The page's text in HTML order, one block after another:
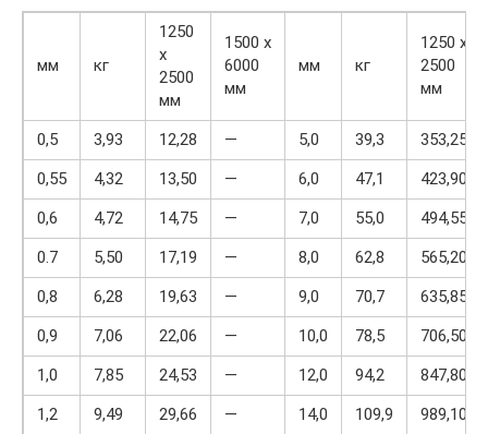
мм кг
1250
x
2500
мм
1500 x
6000
мм
мм кг
1250 x
2500
мм
0,5 3,93 12,28 — 5,0 39,3
353,25
0,55
4,32 13,50 — 6,0 47,1
423,90
0,6
4,72 14,75 — 7,0 55,0
494,55
0.7
5,50 17,19 — 8,0 62,8
565,20
0,8
6,28 19,63 — 9,0 70,7
635,85
0,9
7,06 22,06 — 10,0 78,5
706,50
1,0
7,85 24,53 — 12,0 94,2
847,80
1,2
9,49 29,66 — 14,0 109,9 989,10